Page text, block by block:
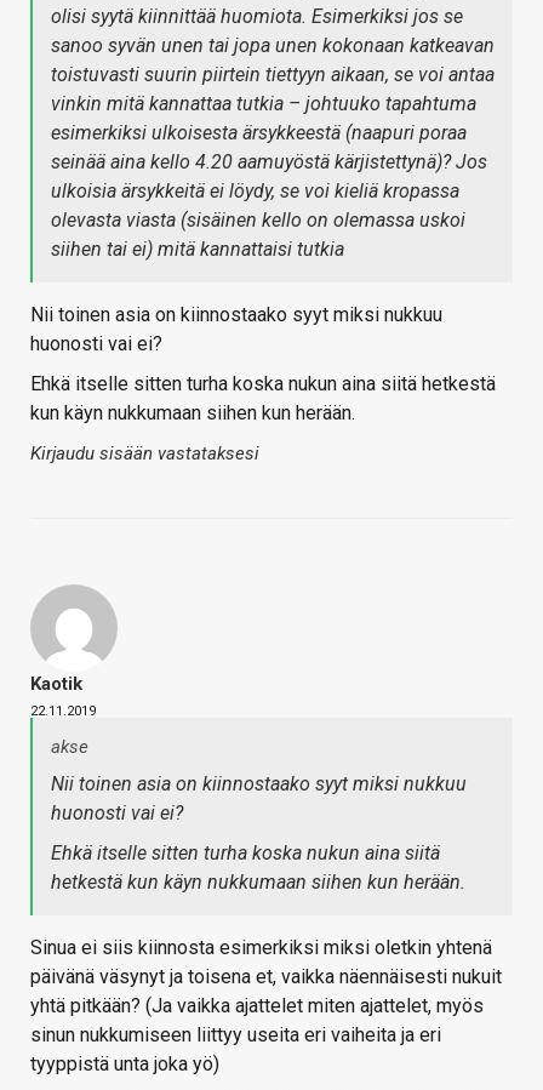
olisi syytä kiinnittää huomiota. Esimerkiksi jos se
sanoo syvän unen tai jopa unen kokonaan katkeavan
toistuvasti suurin piirtein tiettyyn aikaan, se voi antaa
vinkin mitä kannattaa tutkia – johtuuko tapahtuma
esimerkiksi ulkoisesta ärsykkeestä (naapuri poraa
seinää aina kello 4.20 aamuyöstä kärjistettynä)? Jos
ulkoisia ärsykkeitä ei löydy, se voi kieliä kropassa
olevasta viasta (sisäinen kello on olemassa uskoi
siihen tai ei) mitä kannattaisi tutkia
Nii toinen asia on kiinnostaako syyt miksi nukkuu
huonosti vai ei?
Ehkä itselle sitten turha koska nukun aina siitä hetkestä
kun käyn nukkumaan siihen kun herään.
Kirjaudu sisään vastataksesi
Kaotik
22.11.2019
akse
Nii toinen asia on kiinnostaako syyt miksi nukkuu
huonosti vai ei?
Ehkä itselle sitten turha koska nukun aina siitä
hetkestä kun käyn nukkumaan siihen kun herään.
Sinua ei siis kiinnosta esimerkiksi miksi oletkin yhtenä
päivänä väsynyt ja toisena et, vaikka näennäisesti nukuit
yhtä pitkään? (Ja vaikka ajattelet miten ajattelet, myös
sinun nukkumiseen liittyy useita eri vaiheita ja eri
tyyppistä unta joka yö)